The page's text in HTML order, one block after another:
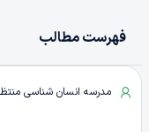
فهرست مطالب
مدرسه انسان شناسی